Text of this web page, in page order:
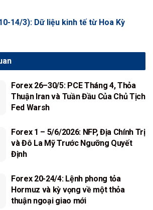
14/3): Dữ liệu kinh tế từ Hoa Kỳ
Forex 26–30/5: PCE Tháng 4, Thỏa
Thuận Iran và Tuần Đầu Của Chủ Tịch
Fed Warsh
Forex 1 – 5/6/2026: NFP, Địa Chính Trị
và Đô La Mỹ Trước Ngưỡng Quyết
Định
Forex 20-24/4: Lệnh phong tỏa
Hormuz và kỳ vọng về một thỏa
thuận ngoại giao mới